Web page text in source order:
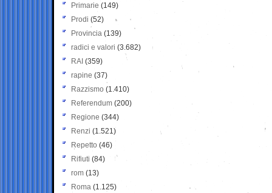
Primarie (149)
Prodi (52)
Provincia (139)
radici e valori (3.682)
RAI (359)
rapine (37)
Razzismo (1.410)
Referendum (200)
Regione (344)
Renzi (1.521)
Repetto (46)
Rifiuti (84)
rom (13)
Roma (1.125)